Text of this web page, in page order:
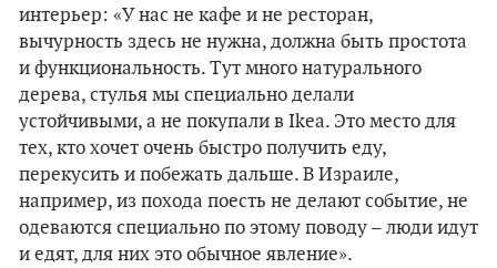
интерьер: «У нас не кафе и не ресторан,
вычурность здесь не нужна, должна быть простота
и функциональность. Тут много натурального
дерева, стулья мы специально делали
устойчивыми, а не покупали в Ikea. Это место для
тех, кто хочет очень быстро получить еду,
перекусить и побежать дальше. В Израиле,
например, из похода поесть не делают событие, не
одеваются специально по этому поводу – люди идут
и едят, для них это обычное явление».